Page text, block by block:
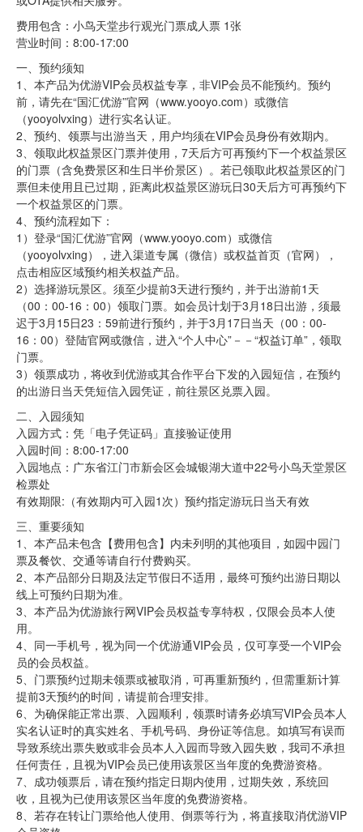
费用包含：小鸟天堂步行观光门票成人票 1张
营业时间：8:00-17:00
一、预约须知
1、本产品为优游VIP会员权益专享，非VIP会员不能预约。预约
前，请先在“国汇优游”官网（www.yooyo.com）或微信
（yooyolvxing）进行实名认证。
2、预约、领票与出游当天，用户均须在VIP会员身份有效期内。
3、领取此权益景区门票并使用，7天后方可再预约下一个权益景区
的门票（含免费景区和生日半价景区）。若已领取此权益景区的门
票但未使用且已过期，距离此权益景区游玩日30天后方可再预约下
一个权益景区的门票。
4、预约流程如下：
1）登录“国汇优游”官网（www.yooyo.com）或微信
（yooyolvxing），进入渠道专属（微信）或权益首页（官网），
点击相应区域预约相关权益产品。
2）选择游玩景区。须至少提前3天进行预约，并于出游前1天
（00：00-16：00）领取门票。如会员计划于3月18日出游，须最
迟于3月15日23：59前进行预约，并于3月17日当天（00：00-
16：00）登陆官网或微信，进入“个人中心”－－“权益订单”，领取
门票。
3）领票成功，将收到优游或其合作平台下发的入园短信，在预约
的出游日当天凭短信入园凭证，前往景区兑票入园。
二、入园须知
入园方式：凭「电子凭证码」直接验证使用
入园时间：8:00-17:00
入园地点：广东省江门市新会区会城银湖大道中22号小鸟天堂景区
检票处
有效期限:（有效期内可入园1次）预约指定游玩日当天有效
三、重要须知
1、本产品未包含【费用包含】内未列明的其他项目，如园中园门
票及餐饮、交通等请自行付费购买。
2、本产品部分日期及法定节假日不适用，最终可预约出游日期以
线上可预约日期为准。
3、本产品为优游旅行网VIP会员权益专享特权，仅限会员本人使
用。
4、同一手机号，视为同一个优游通VIP会员，仅可享受一个VIP会
员的会员权益。
5、门票预约过期未领票或被取消，可再重新预约，但需重新计算
提前3天预约的时间，请提前合理安排。
6、为确保能正常出票、入园顺利，领票时请务必填写VIP会员本人
实名认证时的真实姓名、手机号码、身份证等信息。如填写有误而
导致系统出票失败或非会员本人入园而导致入园失败，我司不承担
任何责任，且视为VIP会员已使用该景区当年度的免费游资格。
7、成功领票后，请在预约指定日期内使用，过期失效，系统回
收，且视为已使用该景区当年度的免费游资格。
8、若存在转让门票给他人使用、倒票等行为，将直接取消优游VIP